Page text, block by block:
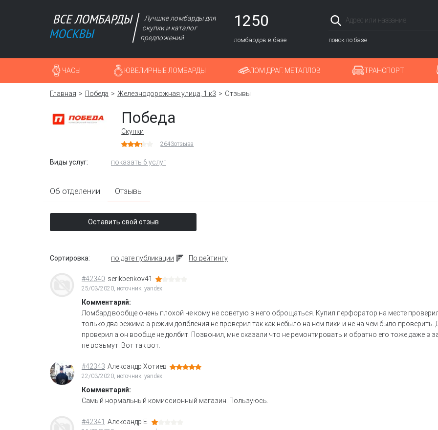
Лучшие ломбарды для
скупки и каталог
предложений
1250
ломбардов в базе поиск по базе
ЧАСЫ ЮВЕЛИРНЫЕ ЛОМБАРДЫ ЛОМ ДРАГ. МЕТАЛЛОВ ТРАНСПОРТ
Главная Победа Железнодорожная улица, 1 к3 Отзывы
Победа
Скупки
2643отзыва
Виды услуг: показать 6 услуг
Об отделении Отзывы
Оставить свой отзыв
Сортировка: по дате публикации По рейтингу
#42340 serikberikov41
25/03/2020, источник: yandex
Комментарий:
Ломбард вообще очень плохой не кому не советую в него оброщаться. Купил перфоратор на месте
только два режима а режим долбления не проверил так как небыло на нем пики и не на чем было проверить.
проверил а он вообще не долбит. Позвонил, мне сказали что не ремонтировать и обратно его тоже даже в
не возьмут. Вот так вот.
#42343 Александр Хотиев
22/03/2020, источник: yandex
Комментарий:
Самый нормальный комиссионный магазин. Пользуюсь.
#42341 Александр Е.